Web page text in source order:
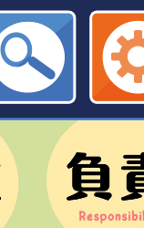
模範父親
合條件人
幼兒